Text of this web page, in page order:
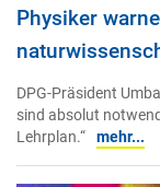
Physiker
DPG-Präsident
sind absolut
Lehrplan.“ mehr...